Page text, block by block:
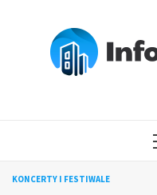
KONCERTY I FESTIWALE